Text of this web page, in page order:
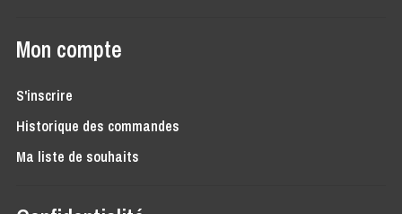
Mon compte
S'inscrire
Historique des commandes
Ma liste de souhaits